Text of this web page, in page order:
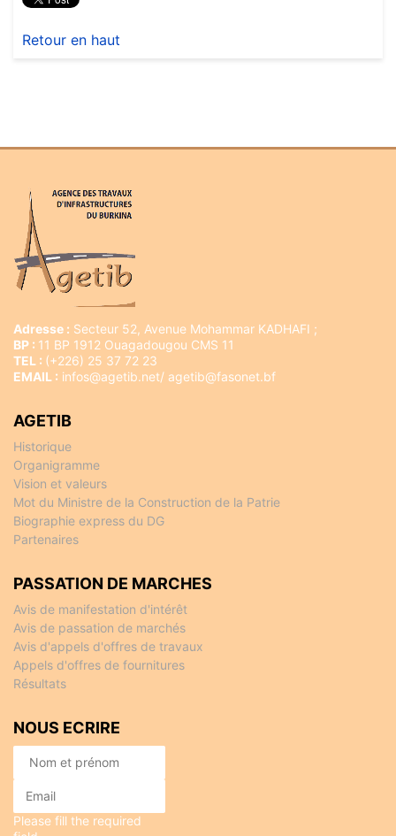
Retour en haut
Adresse : Secteur 52, Avenue Mohammar KADHAFI ;
BP : 11 BP 1912 Ouagadougou CMS 11
TEL : (+226) 25 37 72 23
EMAIL : infos@agetib.net/ agetib@fasonet.bf
AGETIB
Historique
Organigramme
Vision et valeurs
Mot du Ministre de la Construction de la Patrie
Biographie express du DG
Partenaires
PASSATION DE MARCHES
Avis de manifestation d'intérêt
Avis de passation de marchés
Avis d'appels d'offres de travaux
Appels d'offres de fournitures
Résultats
NOUS ECRIRE
Please fill the required